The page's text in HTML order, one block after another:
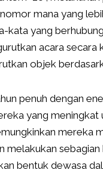
mana yang
yang
acara
objek
penuh dengan
yang
mereka
melakukan
bentuk dewasa